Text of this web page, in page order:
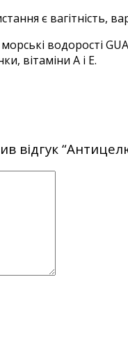
є вагітність,
морські водорості
вітаміни А і Е.
відгук